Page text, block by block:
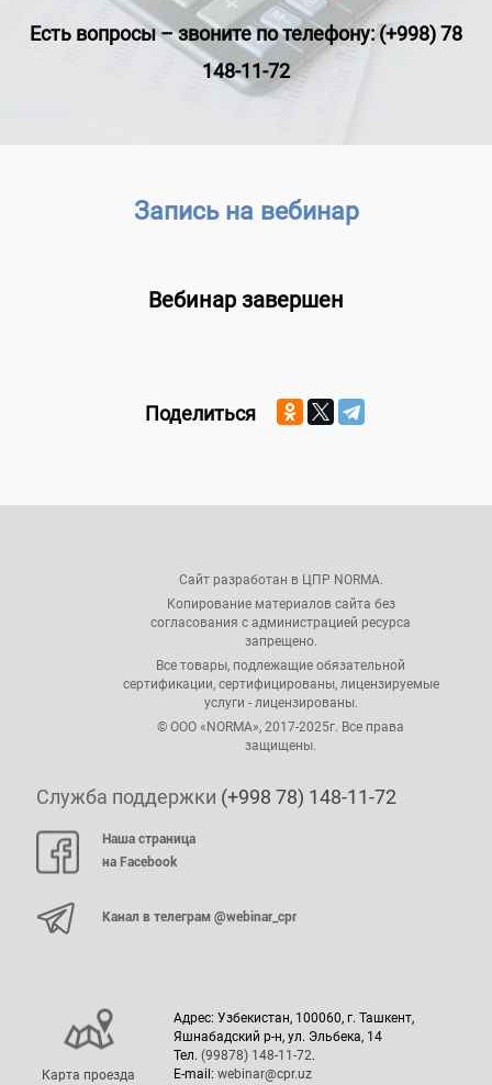
Есть вопросы–звоните по телефону: (+998) 78
148-11-72
Запись на вебинар
Вебинар завершен
Поделиться
Сайт разработан в ЦПР NORMA.
Копирование материалов сайта без
согласования с администрацией ресурса
запрещено.
Все товары, подлежащие обязательной
сертификации, сертифицированы, лицензируемые
услуги - лицензированы.
© ООО «NORMA», 2017-2025г. Все права
защищены.
Служба поддержки (+998 78) 148-11-72
Наша страница
на Facebook
Канал в телеграм @webinar_cpr
Карта проезда
Адрес: Узбекистан, 100060, г. Ташкент,
Яшнабадский р-н, ул. Эльбека, 14
Тел. (99878) 148-11-72.
E-mail: webinar@cpr.uz